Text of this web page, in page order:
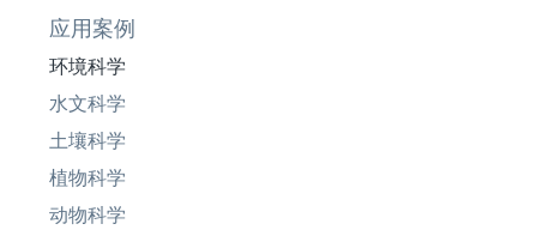
应用案例
环境科学
水文科学
土壤科学
植物科学
动物科学